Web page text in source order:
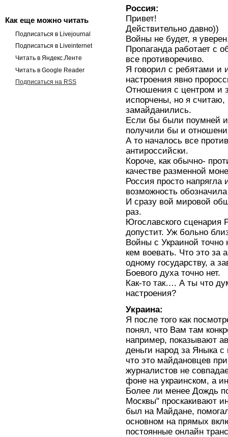
Как еще можно читать
Подписаться в Livejournal
Подписаться в Liveinternet
Читать в Яндекс.Ленте
Читать в Google Reader
Подписаться на RSS
Россия:
Привет!
Действительно давно))
Войны не будет, я
Пропаганда работает с
все противоречиво.
Я говорил с ребятами и
настроения явно
Отношения с центром и
испорчены, но я считаю,
замайданились.
Если бы были поумней и
получили бы и
А то началось все
антироссийски.
Короче, как обычно-
качестве разменной
Россия просто напрягла
возможность обозначила
И сразу вой мировой
раз.
Югославского сценария
допустит. Уж больно
Войны с Украиной точно
кем воевать. Что это за
одному государству, а
Боевого духа точно нет.
Как-то так…. А ты что
настроения?
Украина:
Я после того как
понял, что Вам там
например, показывают
деньги народ за Яныка
что это майдановцев
журналистов не
фоне на украинском, а
Более ли менее Дождь
Москвы" проскакивают
был на Майдане,
основном на прямых
постоянные онлайн